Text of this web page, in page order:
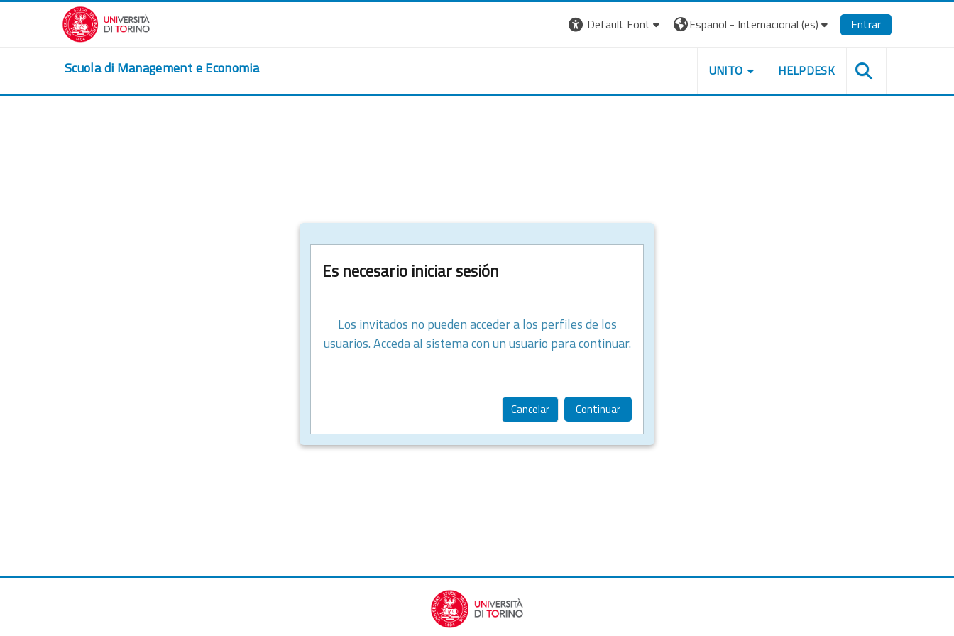
Salta al contenido principal
Default Font
Español - Internacional ‎(es)‎ Entrar
Scuola di Management e Economia UNITO HELPDESK
Es necesario iniciar sesión
Los invitados no pueden acceder a los perfiles de los
usuarios. Acceda al sistema con un usuario para continuar.
Cancelar Continuar